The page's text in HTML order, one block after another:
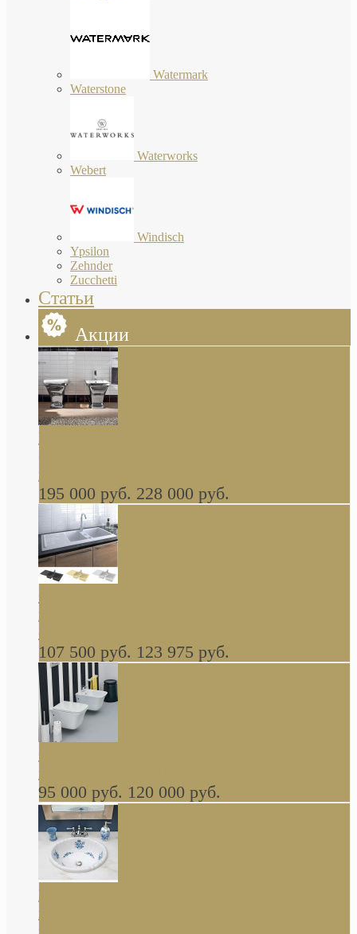
Watermark
Waterstone
Waterworks
Webert
Windisch
Ypsilon
Zehnder
Zucchetti
Статьи
Акции
Butterfly Scarabeo КОМПЛЕКТ санфаянса
глянцевая платина В НАЛИЧИИ
195 000 руб. 228 000 руб.
керамическая мойка 1160 x 510 мм белая,
серая, черная, бежевая В НАЛИЧИИ
107 500 руб. 123 975 руб.
навесное КОМПЛЕКТ
95 000 руб. 120 000 руб.
Decorated Bathroom раковина овальная
встраиваемая для ванной с рисунком синяя